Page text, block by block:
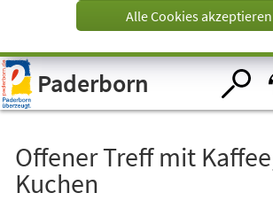
Visuelle
Assistenzsoftware
öffnen.
Alle Cookies akzeptieren
Paderborn
Offener Treff mit
Kuchen